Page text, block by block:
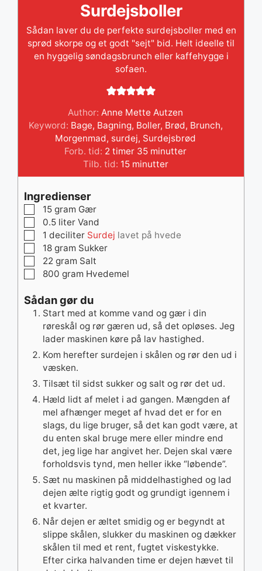
Surdejsboller
Sådan laver du de perfekte surdejsboller med en
sprød skorpe og et godt "sejt" bid. Helt ideelle til
en hyggelig søndagsbrunch eller kaffehygge i
sofaen.
Author:Anne Mette Autzen
Keyword: Bage, Bagning, Boller, Brød, Brunch,
Morgenmad, surdej, Surdejsbrød
Forb. tid: 2 timer
timer 35minutter
minutter
Tilb. tid: 15minutter
minutter
Ingredienser
▢15 gram Gær
▢
0.5 liter Vand
▢1 deciliter Surdej lavet på hvede
▢18 gram Sukker
▢
22 gram Salt
▢
800 gram Hvedemel
Sådan gør du
Start med at komme vand og gær i din
røreskål og rør gæren ud, så det opløses. Jeg
lader maskinen køre på lav hastighed.
Kom herefter surdejen i skålen og rør den ud i
væsken.
Tilsæt til sidst sukker og salt og rør det ud.
Hæld lidt af melet i ad gangen. Mængden af
mel afhænger meget af hvad det er for en
slags, du lige bruger, så det kan godt være, at
du enten skal bruge mere eller mindre end
det, jeg lige har angivet her. Dejen skal være
forholdsvis tynd, men heller ikke “løbende”.
Sæt nu maskinen på middelhastighed og lad
dejen ælte rigtig godt og grundigt igennem i
et kvarter.
Når dejen er æltet smidig og er begyndt at
slippe skålen, slukker du maskinen og dækker
skålen til med et rent, fugtet viskestykke.
Efter cirka halvanden time er dejen hævet til